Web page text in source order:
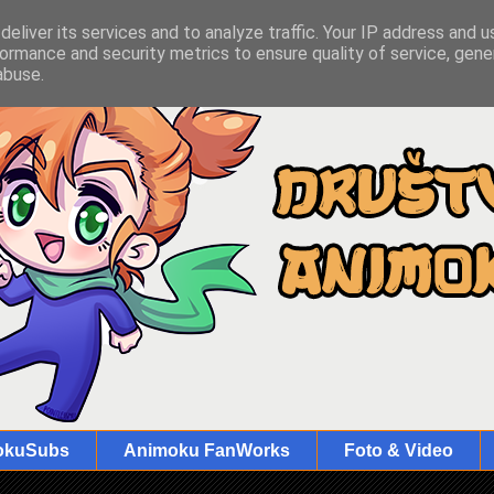
Animoku FanWorks Foto & Video
its services and to analyze traffic. Your IP address and
and security metrics to ensure quality of service,